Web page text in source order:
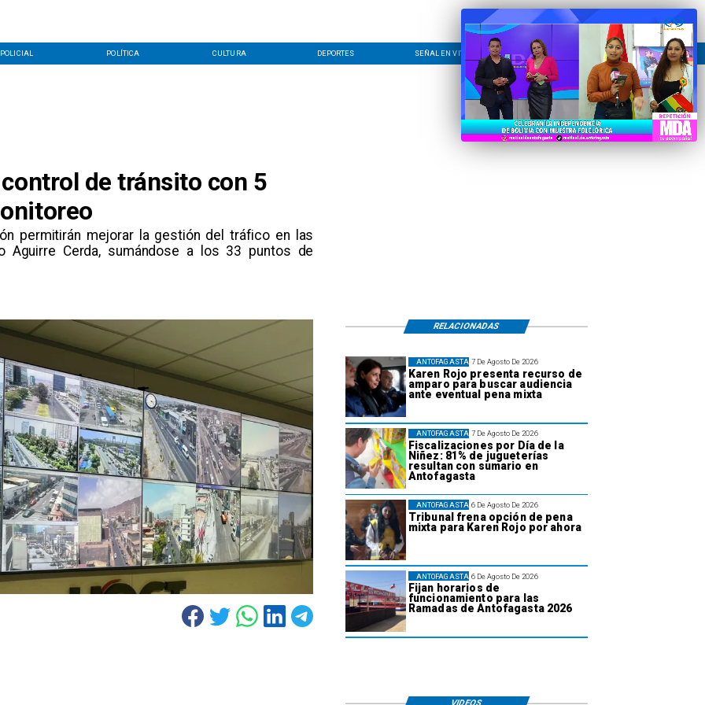
POLICIAL POLÍTICA CULTURA DEPORTES SEÑAL EN VIVO CONTACTO LÍNEA EDITORIAL
de tránsito con 5
permitirán mejorar la gestión del tráfico en las
Aguirre Cerda, sumándose a los 33 puntos de
7 De Agosto De 2026
Karen Rojo presenta recurso de
amparo para buscar audiencia
ante eventual pena mixta
ANTOFAGASTA
7 De Agosto De 2026
Fiscalizaciones por Día de la
Niñez: 81% de jugueterías
resultan con sumario en
Antofagasta
ANTOFAGASTA
6 De Agosto De 2026
Tribunal frena opción de pena
mixta para Karen Rojo por ahora
ANTOFAGASTA
6 De Agosto De 2026
Fijan horarios de
funcionamiento para las
Ramadas de Antofagasta 2026
ANTOFAGASTA
RELACIONADAS